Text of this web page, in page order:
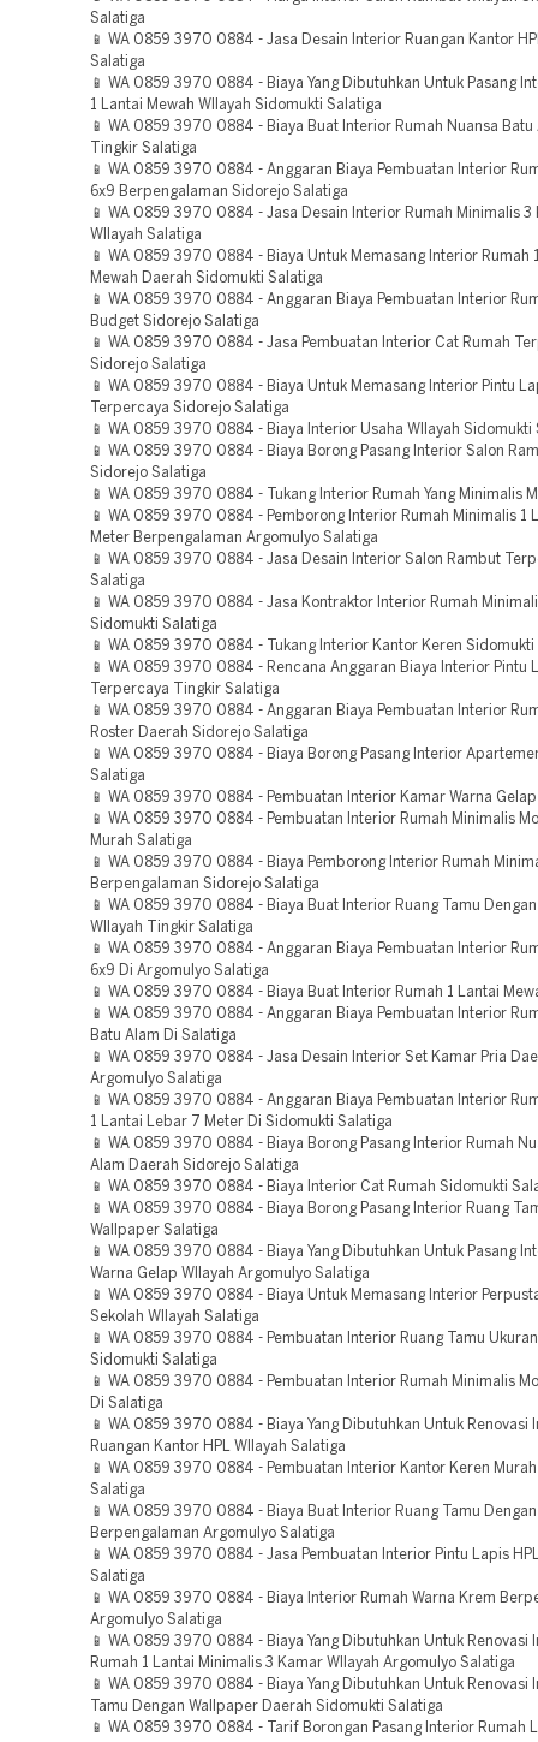
Salatiga
📱 WA 0859 3970 0884 - Jasa Desain Interior Ruangan Kantor
Salatiga
📱 WA 0859 3970 0884 - Biaya Yang Dibutuhkan Untuk Pasang
1 Lantai Mewah WIlayah Sidomukti Salatiga
📱 WA 0859 3970 0884 - Biaya Buat Interior Rumah Nuansa Batu
Tingkir Salatiga
📱 WA 0859 3970 0884 - Anggaran Biaya Pembuatan Interior
6x9 Berpengalaman Sidorejo Salatiga
📱 WA 0859 3970 0884 - Jasa Desain Interior Rumah Minimalis 3
WIlayah Salatiga
📱 WA 0859 3970 0884 - Biaya Untuk Memasang Interior Rumah
Mewah Daerah Sidomukti Salatiga
📱 WA 0859 3970 0884 - Anggaran Biaya Pembuatan Interior
Budget Sidorejo Salatiga
📱 WA 0859 3970 0884 - Jasa Pembuatan Interior Cat Rumah
Sidorejo Salatiga
📱 WA 0859 3970 0884 - Biaya Untuk Memasang Interior Pintu
Terpercaya Sidorejo Salatiga
📱 WA 0859 3970 0884 - Biaya Interior Usaha WIlayah Sidomukti
📱 WA 0859 3970 0884 - Biaya Borong Pasang Interior Salon
Sidorejo Salatiga
📱 WA 0859 3970 0884 - Tukang Interior Rumah Yang Minimalis
📱 WA 0859 3970 0884 - Pemborong Interior Rumah Minimalis 1
Meter Berpengalaman Argomulyo Salatiga
📱 WA 0859 3970 0884 - Jasa Desain Interior Salon Rambut
Salatiga
📱 WA 0859 3970 0884 - Jasa Kontraktor Interior Rumah
Sidomukti Salatiga
📱 WA 0859 3970 0884 - Tukang Interior Kantor Keren Sidomukti
📱 WA 0859 3970 0884 - Rencana Anggaran Biaya Interior Pintu
Terpercaya Tingkir Salatiga
📱 WA 0859 3970 0884 - Anggaran Biaya Pembuatan Interior
Roster Daerah Sidorejo Salatiga
📱 WA 0859 3970 0884 - Biaya Borong Pasang Interior
Salatiga
📱 WA 0859 3970 0884 - Pembuatan Interior Kamar Warna
📱 WA 0859 3970 0884 - Pembuatan Interior Rumah Minimalis
Murah Salatiga
📱 WA 0859 3970 0884 - Biaya Pemborong Interior Rumah
Berpengalaman Sidorejo Salatiga
📱 WA 0859 3970 0884 - Biaya Buat Interior Ruang Tamu
WIlayah Tingkir Salatiga
📱 WA 0859 3970 0884 - Anggaran Biaya Pembuatan Interior
6x9 Di Argomulyo Salatiga
📱 WA 0859 3970 0884 - Biaya Buat Interior Rumah 1 Lantai
📱 WA 0859 3970 0884 - Anggaran Biaya Pembuatan Interior
Batu Alam Di Salatiga
📱 WA 0859 3970 0884 - Jasa Desain Interior Set Kamar Pria
Argomulyo Salatiga
📱 WA 0859 3970 0884 - Anggaran Biaya Pembuatan Interior
1 Lantai Lebar 7 Meter Di Sidomukti Salatiga
📱 WA 0859 3970 0884 - Biaya Borong Pasang Interior Rumah
Alam Daerah Sidorejo Salatiga
📱 WA 0859 3970 0884 - Biaya Interior Cat Rumah Sidomukti
📱 WA 0859 3970 0884 - Biaya Borong Pasang Interior Ruang
Wallpaper Salatiga
📱 WA 0859 3970 0884 - Biaya Yang Dibutuhkan Untuk Pasang
Warna Gelap WIlayah Argomulyo Salatiga
📱 WA 0859 3970 0884 - Biaya Untuk Memasang Interior
Sekolah WIlayah Salatiga
📱 WA 0859 3970 0884 - Pembuatan Interior Ruang Tamu
Sidomukti Salatiga
📱 WA 0859 3970 0884 - Pembuatan Interior Rumah Minimalis
Di Salatiga
📱 WA 0859 3970 0884 - Biaya Yang Dibutuhkan Untuk Renovasi
Ruangan Kantor HPL WIlayah Salatiga
📱 WA 0859 3970 0884 - Pembuatan Interior Kantor Keren
Salatiga
📱 WA 0859 3970 0884 - Biaya Buat Interior Ruang Tamu
Berpengalaman Argomulyo Salatiga
📱 WA 0859 3970 0884 - Jasa Pembuatan Interior Pintu Lapis
Salatiga
📱 WA 0859 3970 0884 - Biaya Interior Rumah Warna Krem
Argomulyo Salatiga
📱 WA 0859 3970 0884 - Biaya Yang Dibutuhkan Untuk Renovasi
Rumah 1 Lantai Minimalis 3 Kamar WIlayah Argomulyo Salatiga
📱 WA 0859 3970 0884 - Biaya Yang Dibutuhkan Untuk Renovasi
Tamu Dengan Wallpaper Daerah Sidomukti Salatiga
📱 WA 0859 3970 0884 - Tarif Borongan Pasang Interior Rumah